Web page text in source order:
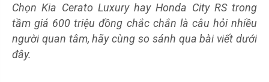
Chọn Kia Cerato Luxury hay Honda City RS trong
tầm giá 600 triệu đồng chắc chắn là câu hỏi nhiều
người quan tâm, hãy cùng so sánh qua bài viết dưới
đây.